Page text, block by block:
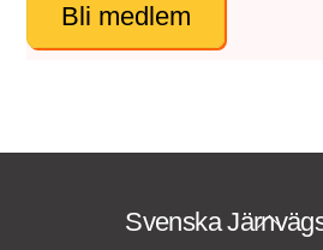
Bli medlem
Back
Svenska